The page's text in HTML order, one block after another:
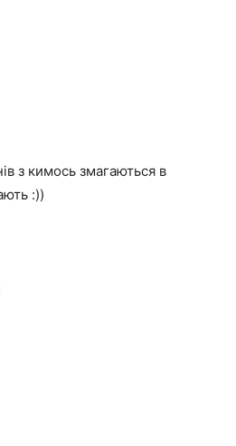
з кимось змагаються в
:))